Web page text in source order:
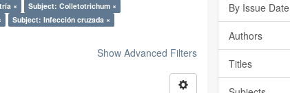
×
Subject: Colletotrichum ×
Subject: Infección cruzada ×
Show Advanced Filters
By Issue Date
Authors
Titles